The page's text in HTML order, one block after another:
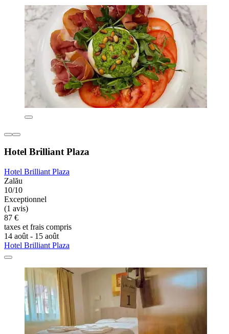
Hotel Brilliant Plaza
Hotel Brilliant Plaza
Zalău
10/10
Exceptionnel
(1 avis)
87 €
taxes et frais compris
14 août - 15 août
Hotel Brilliant Plaza